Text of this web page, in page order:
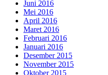
Juni 2016
Mei 2016
April 2016
Maret 2016
Februari 2016
Januari 2016
Desember 2015
November 2015
Oktober 2015